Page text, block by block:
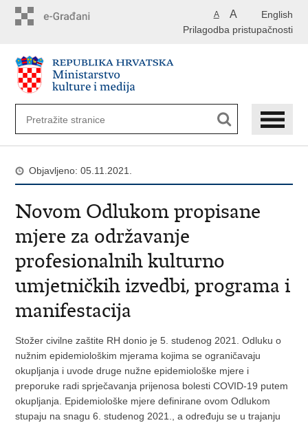
English
A A
Prilagodba pristupačnosti
Objavljeno: 05.11.2021.
Novom Odlukom propisane
mjere za održavanje
profesionalnih kulturno
umjetničkih izvedbi, programa i
manifestacija
Stožer civilne zaštite RH donio je 5. studenog 2021. Odluku o
nužnim epidemiološkim mjerama kojima se ograničavaju
okupljanja i uvode druge nužne epidemiološke mjere i
preporuke radi sprječavanja prijenosa bolesti COVID-19 putem
okupljanja. Epidemiološke mjere definirane ovom Odlukom
stupaju na snagu6. studenog 2021.
, a određuju se u trajanju